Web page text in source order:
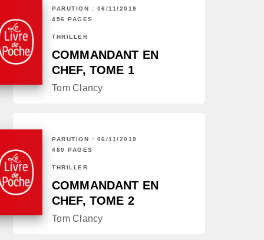
PARUTION : 06/11/2019
456 PAGES
THRILLER
COMMANDANT EN
CHEF, TOME 1
Tom Clancy
PARUTION : 06/11/2019
480 PAGES
THRILLER
COMMANDANT EN
CHEF, TOME 2
Tom Clancy